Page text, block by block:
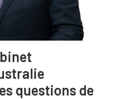
questions de